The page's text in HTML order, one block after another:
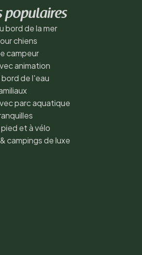
populaires
bord de la mer
chiens
campeur
animation
de l'eau
parc aquatique
et à vélo
campings de luxe